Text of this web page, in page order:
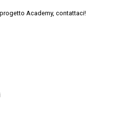
Academy, contattaci!